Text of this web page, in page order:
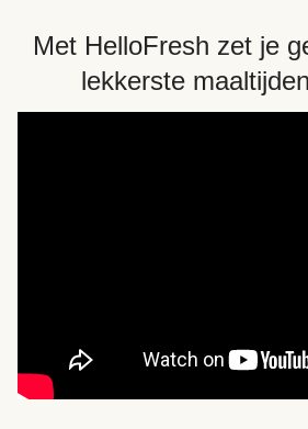
Met HelloFresh zet je
lekkerste